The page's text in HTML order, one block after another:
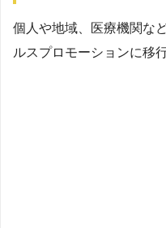
個人や地域、医療機関な
ルスプロモーションに移